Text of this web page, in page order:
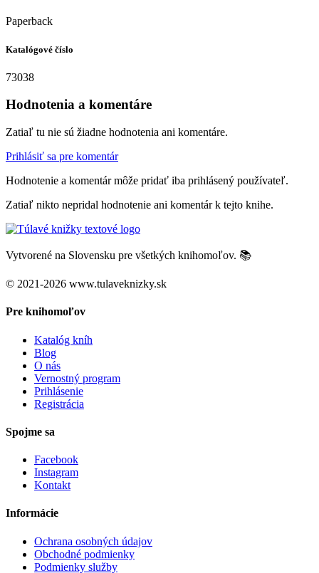
Paperback
Katalógové číslo
73038
Hodnotenia a komentáre
Zatiaľ tu nie sú žiadne hodnotenia ani komentáre.
Prihlásiť sa pre komentár
Hodnotenie a komentár môže pridať iba prihlásený používateľ.
Zatiaľ nikto nepridal hodnotenie ani komentár k tejto knihe.
Vytvorené na Slovensku pre všetkých knihomoľov. 📚
© 2021-2026 www.tulaveknizky.sk
Pre knihomoľov
Katalóg kníh
Blog
O nás
Vernostný program
Prihlásenie
Registrácia
Spojme sa
Facebook
Instagram
Kontakt
Informácie
Ochrana osobných údajov
Obchodné podmienky
Podmienky služby